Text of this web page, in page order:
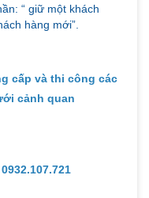
“ giữ một khách
hàng mới”.
cấp và thi công các
cảnh quan